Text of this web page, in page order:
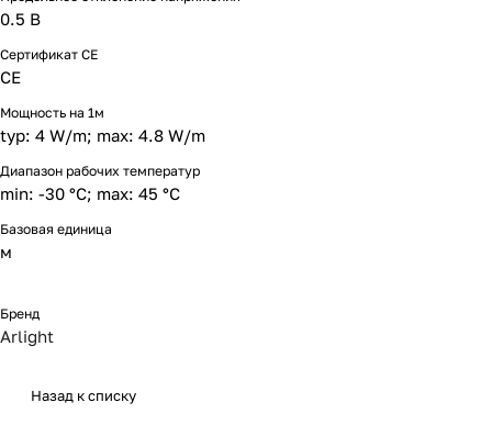
0.5 В
Сертификат CE
CE
Мощность на 1м
typ: 4 W/m; max: 4.8 W/m
Диапазон рабочих температур
min: -30 °C; max: 45 °C
Базовая единица
м
Бренд
Arlight
Назад к списку